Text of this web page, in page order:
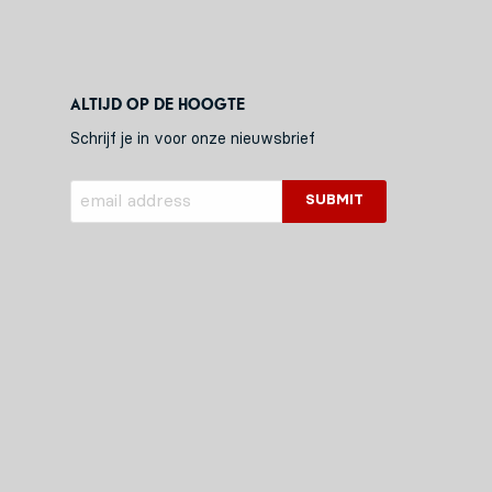
Altijd op de hoogte
Schrijf je in voor onze nieuwsbrief